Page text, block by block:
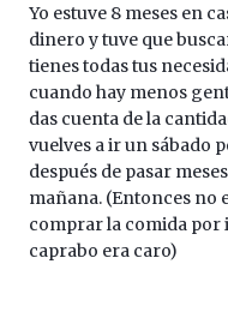
Yo estuve 8 meses en
dinero y tuve que
tienes todas tus
cuando hay menos
das cuenta de la
vuelves a ir un sábado
después de pasar
mañana. (Entonces no
comprar la comida por
caprabo era caro)